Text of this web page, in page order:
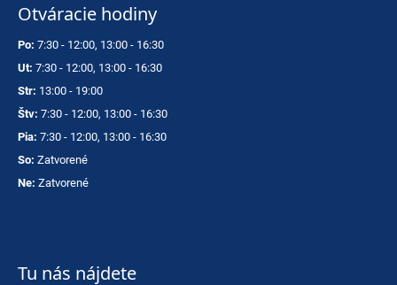
Otváracie hodiny
Po: 7:30 - 12:00, 13:00 - 16:30
Ut: 7:30 - 12:00, 13:00 - 16:30
Str: 13:00 - 19:00
Štv: 7:30 - 12:00, 13:00 - 16:30
Pia: 7:30 - 12:00, 13:00 - 16:30
So: Zatvorené
Ne: Zatvorené
Tu nás nájdete